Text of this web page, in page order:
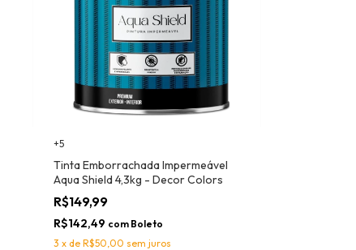
+5
Tinta Emborrachada Impermeável
Aqua Shield 4,3kg - Decor Colors
R$149,99
R$142,49 com Boleto
3 x de R$50,00 sem juros